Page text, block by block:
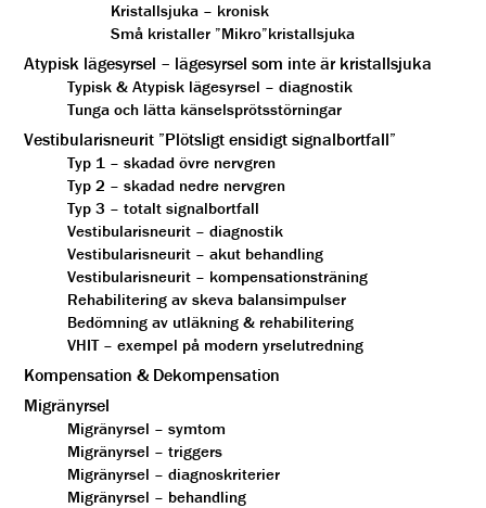
Kristallsjuka – kronisk
Små kristaller ”Mikro”kristallsjuka
Atypisk lägesyrsel – lägesyrsel som inte är kristallsjuka
Typisk & Atypisk lägesyrsel – diagnostik
Tunga och lätta känselsprötsstörningar
Vestibularisneurit ”Plötsligt ensidigt signalbortfall”
Typ 1 – skadad övre nervgren
Typ 2 – skadad nedre nervgren
Typ 3 – totalt signalbortfall
Vestibularisneurit – diagnostik
Vestibularisneurit – akut behandling
Vestibularisneurit – kompensationsträning
Rehabilitering av skeva balansimpulser
Bedömning av utläkning & rehabilitering
VHIT – exempel på modern yrselutredning
Kompensation & Dekompensation
Migränyrsel
Migränyrsel – symtom
Migränyrsel – triggers
Migränyrsel – diagnoskriterier
Migränyrsel – behandling